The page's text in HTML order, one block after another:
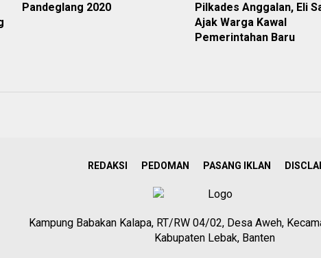
Pandeglang 2020
Pilkades Anggalan, Eli
Ajak Warga Kawal
Pemerintahan Baru
REDAKSI PEDOMAN PASANG IKLAN
Kampung Babakan Kalapa, RT/RW 04/02, Desa Aweh,
Kabupaten Lebak, Banten